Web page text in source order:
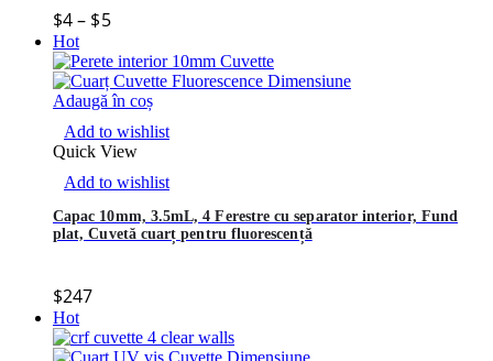
$4– $5
Hot
Adaugă în coș
Add to wishlist
Quick View
Add to wishlist
Capac 10mm, 3.5mL, 4 Ferestre cu separator interior, Fund
plat, Cuvetă cuarț pentru fluorescență
$247
Hot